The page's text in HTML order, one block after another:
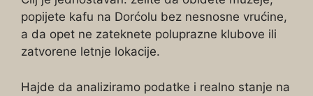
popijete kafu na Dorćolu bez nesnosne vrućine,
a da opet ne zateknete poluprazne klubove ili
zatvorene letnje lokacije.
Hajde da analiziramo podatke i realno stanje na